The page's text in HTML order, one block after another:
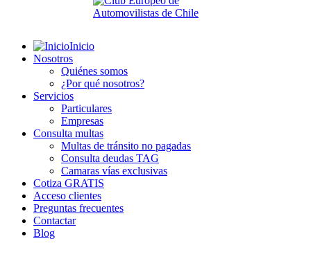
Inicio
Nosotros
Quiénes somos
¿Por qué nosotros?
Servicios
Particulares
Empresas
Consulta multas
Multas de tránsito no pagadas
Consulta deudas TAG
Camaras vías exclusivas
Cotiza GRATIS
Acceso clientes
Preguntas frecuentes
Contactar
Blog